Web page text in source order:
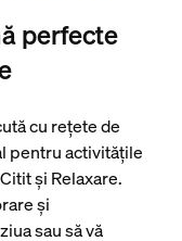
perfecte
cu rețete de
pentru activitățile
și Relaxare.
și
sau să vă